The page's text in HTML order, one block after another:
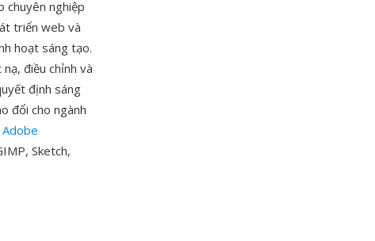
chuyên nghiệp
triển web và
hoạt sáng tạo.
điều chỉnh và
định sáng
đổi cho ngành
Adobe
Sketch,